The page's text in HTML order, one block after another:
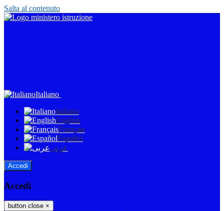
Salta al contenuto
Italiano
Italiano
English
Français
Español
عربى
Accedi
Accedi
button close ×